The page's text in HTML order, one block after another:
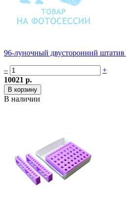
96-луночный двусторонний
–
+
10021 р.
В наличии